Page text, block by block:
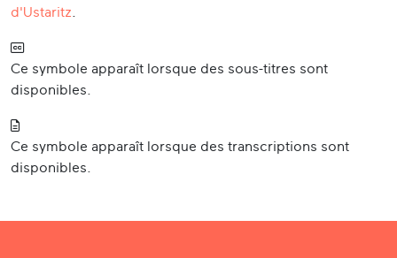
d'Ustaritz
Ce symbole apparaît lorsque des sous-titres sont
disponibles.
Ce symbole apparaît lorsque des transcriptions sont
disponibles.